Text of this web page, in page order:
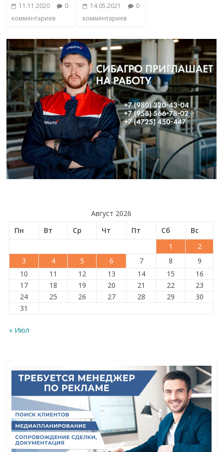
11.11.2020
0
комментариев
14.05.2021
0
комментариев
Август 2026
Пн
Вт Ср Чт Пт Сб
Вс
1
2
3
4 5 6 7 8
9
10
11 12 13 14 15
16
17
18 19 20 21 22
23
24
25 26 27 28 29
30
31
« Июл